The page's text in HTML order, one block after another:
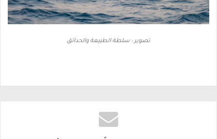
تصوير : سلطة الطبيعة والحدائق